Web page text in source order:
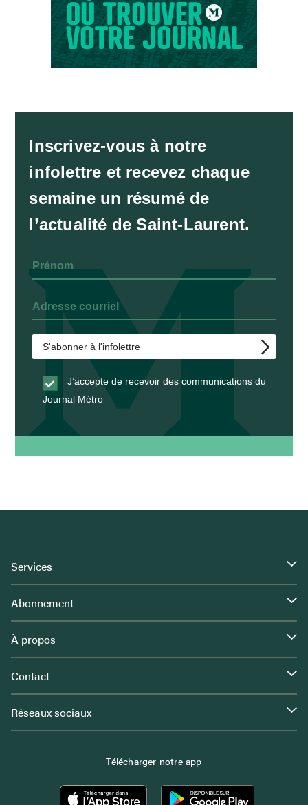
Inscrivez-vous à notre
infolettre et recevez chaque
semaine un résumé de
l’actualité de Saint-Laurent.
J’accepte de recevoir des communications du
Journal Métro
Services
Abonnement
À propos
Contact
Réseaux sociaux
Télécharger notre app